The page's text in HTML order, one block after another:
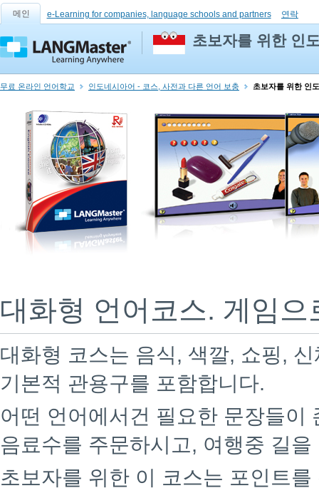
메인 e-Learning for companies, language schools and partners 연락
초보자를 위한 인
무료 온라인 언어학교 인도네시아어 - 코스, 사전과 다른 언어 보충 초보자를 위한 인
대화형 언어코스. 게임
대화형 코스는 음식, 색깔, 쇼핑,
기본적 관용구를 포함합니다.
어떤 언어에서건 필요한 문장들이
음료수를 주문하시고, 여행중 길
초보자를 위한 이 코스는 포인트